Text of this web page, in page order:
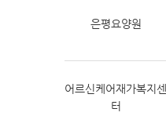
은평요양원
어르신케어재가복지센
터